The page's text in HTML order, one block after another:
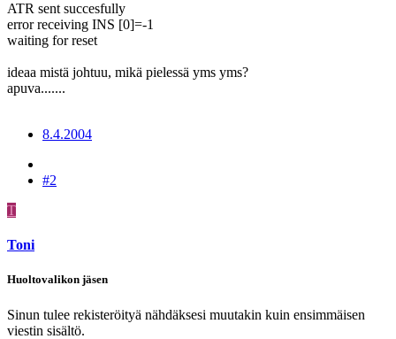
ATR sent succesfully
error receiving INS [0]=-1
waiting for reset
ideaa mistä johtuu, mikä pielessä yms yms?
apuva.......
8.4.2004
#2
T
Toni
Huoltovalikon jäsen
Sinun tulee rekisteröityä nähdäksesi muutakin kuin ensimmäisen
viestin sisältö.